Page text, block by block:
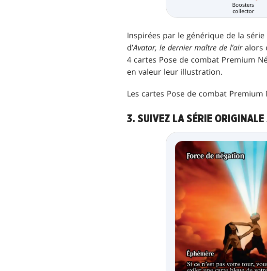
Boosters
collector
Inspirées par le générique de la
d’Avatar, le dernier maître de l’airalors
4 cartes Pose de combat Premium
en valeur leur illustration.
Les cartes Pose de combat
3. SUIVEZ LA SÉRIE ORIGINALE